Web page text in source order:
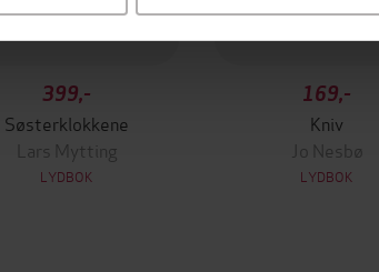
399,-
Søsterklokkene
Lars Mytting
LYDBOK
169,-
Kniv
Jo Nesbø
LYDBOK